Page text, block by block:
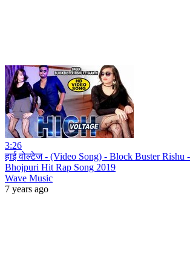
3:26
हाई वोल्टेज - (Video Song) - Block Buster Rishu
Bhojpuri Hit Rap Song 2019
Wave Music
7 years ago